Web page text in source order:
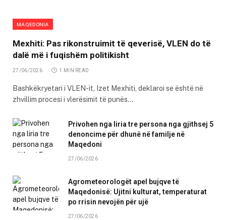
MAQEDONIA
Mexhiti: Pas rikonstruimit të qeverisë, VLEN do të
dalë më i fuqishëm politikisht
27/06/2026 1 MIN READ
Bashkëkryetari i VLEN-it, Izet Mexhiti, deklaroi se është në
zhvillim procesi i vlerësimit të punës…
Privohen nga liria tre persona nga gjithsej 5
denoncime për dhunë në familje në
Maqedoni
27/06/2026
Agrometeorologët apel bujqve të
Maqedonisë: Ujitni kulturat, temperaturat
po rrisin nevojën për ujë
27/06/2026